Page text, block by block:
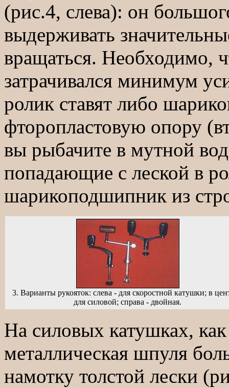
(рис.4, слева): он
выдерживать
вращаться. Необходимо,
затрачивался минимум
ролик ставят либо
фторопластовую опору
вы рыбачите в мутной
попадающие с леской в
шарикоподшипник из
3. Варианты рукояток: слева - для скоростной катушки; в
для силовой; справа - двойная.
На силовых катушках,
металлическая шпуля
намотку толстой лески